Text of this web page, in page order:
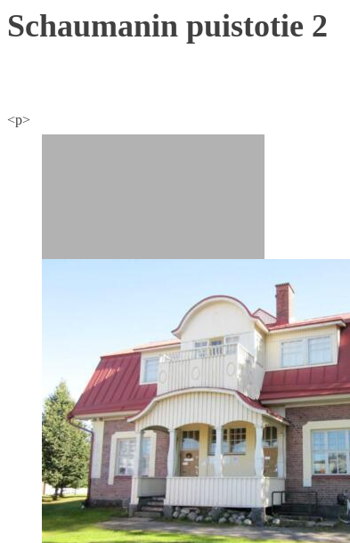
Schaumanin puistotie 2
<p>